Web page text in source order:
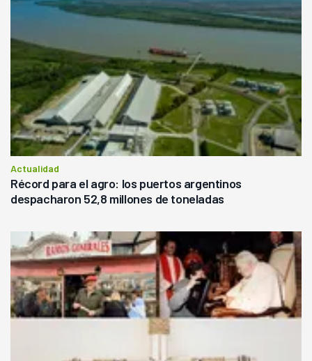
Actualidad
Récord para el agro: los puertos argentinos
despacharon 52,8 millones de toneladas